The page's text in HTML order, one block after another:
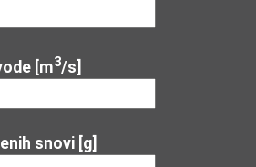
[m3/s]
snovi [g]